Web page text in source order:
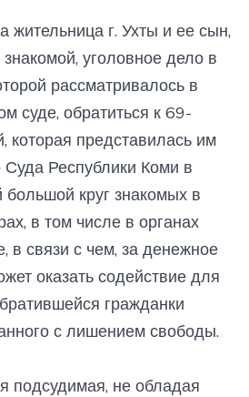
жительница г. Ухты и ее сын,
уголовное дело в
рассматривалось в
суде, обратиться к 69-
которая представилась им
Суда Республики Коми в
круг знакомых в
в том числе в органах
в связи с чем, за денежное
оказать содействие для
гражданки
с лишением свободы.
подсудимая, не обладая